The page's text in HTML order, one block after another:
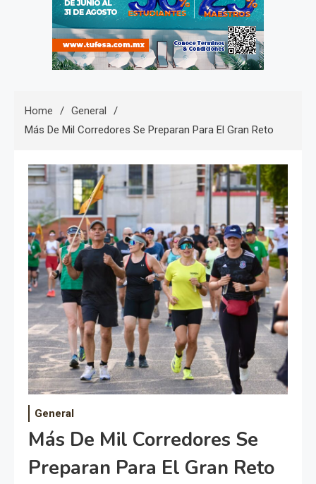
Home
General
Más De Mil Corredores Se Preparan Para El Gran Reto
General
Más De Mil Corredores Se
Preparan Para El Gran Reto